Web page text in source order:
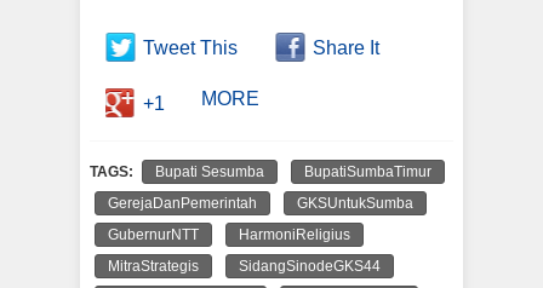
Tweet This Share It
+1 MORE
TAGS: Bupati Sesumba
BupatiSumbaTimur
GerejaDanPemerintah
GKSUntukSumba
GubernurNTT
HarmoniReligius
MitraStrategis
SidangSinodeGKS44